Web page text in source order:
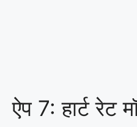
ऐप 7: हार्ट रेट